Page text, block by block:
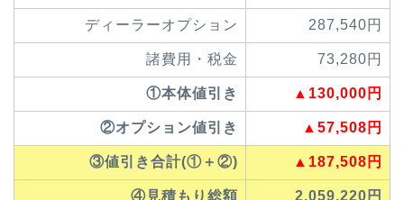
ディーラーオプション 287,540円
諸費用・税金 73,280円
①本体値引き ▲130,000円
②オプション値引き ▲57,508円
③値引き合計(①＋②) ▲187,508円
④見積もり総額 2,059,220円